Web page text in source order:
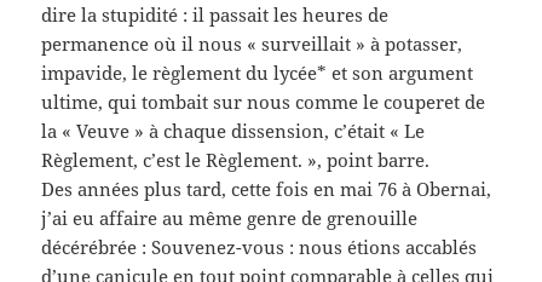
dire la stupidité : il passait les heures de
permanence où il nous « surveillait » à potasser,
impavide, le règlement du lycée* et son argument
ultime, qui tombait sur nous comme le couperet de
la « Veuve » à chaque dissension, c’était « Le
Règlement, c’est le Règlement. », point barre.
Des années plus tard, cette fois en mai 76 à Obernai,
j’ai eu affaire au même genre de grenouille
décérébrée : Souvenez-vous : nous étions accablés
d’une canicule en tout point comparable à celles qui